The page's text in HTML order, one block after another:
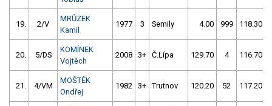
19. 2/V
MRŮZEK
Kamil
1977 3 Semily 4.00 999 118.30
20. 5/DS
KOMÍNEK
Vojtěch
2008 3+ Č.Lípa 129.70 4 116.70
21. 4/VM
MOŠTĚK
Ondřej
1982 3+ Trutnov 120.20 52 117.20